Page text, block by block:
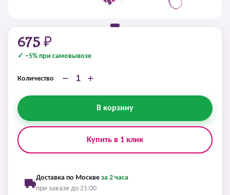
675 ₽
✓ −5% при самовывозе
Количество − +
В корзину
Купить в 1 клик
Доставка по Москве за 2 часа
при заказе до 21:00